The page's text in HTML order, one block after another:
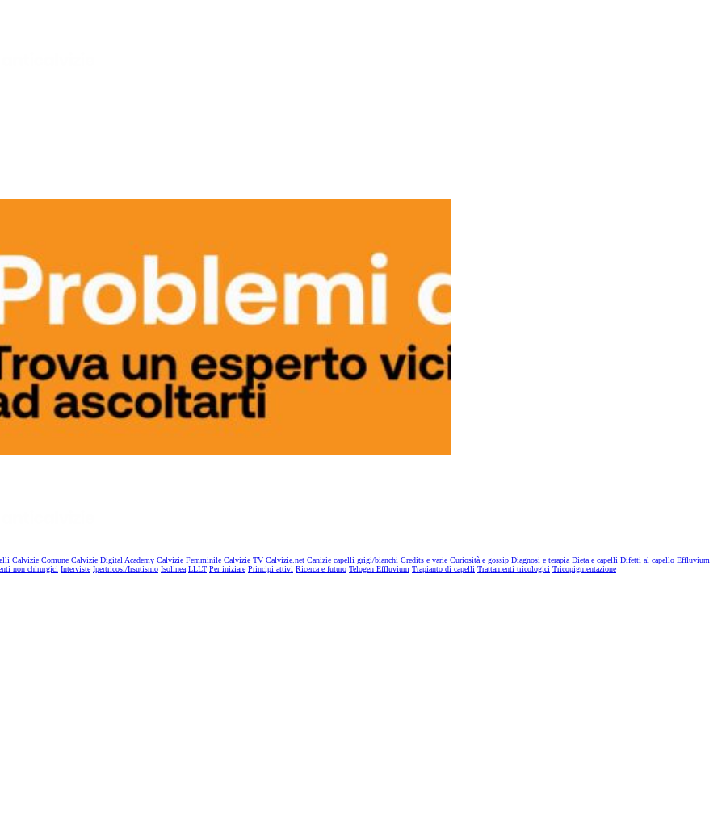
Calvizie Comune Calvizie Digital Academy Calvizie Femminile Calvizie TV Calvizie.net Canizie capelli grigi/bianchi Credits e varie Curiosità e gossip Diagnosi e terapia Dieta e capelli Difetti al capello Effluvium
non chirurgici Interviste Ipertricosi/Irsutismo Isolinea LLLT Per iniziare Principi attivi Ricerca e futuro Telogen Effluvium Trapianto di capelli Trattamenti tricologici Tricopigmentazione